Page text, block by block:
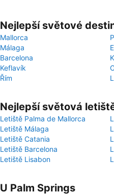
Nejlepší světové
Mallorca
Málaga
Barcelona
Keflavík
Řím
Nejlepší světová
Letiště Palma de Mallorca
Letiště Málaga
Letiště Catania
Letiště Barcelona
Letiště Lisabon
U Palm Springs